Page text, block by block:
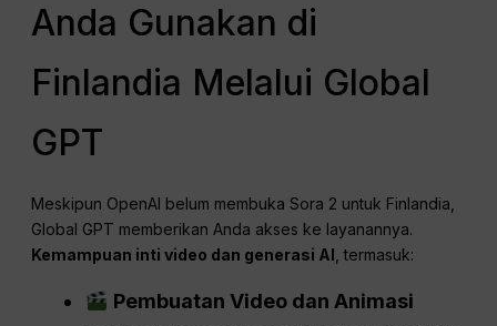
Anda Gunakan di
Finlandia Melalui Global
GPT
Meskipun OpenAI belum membuka Sora 2 untuk Finlandia,
Global GPT memberikan Anda akses ke layanannya.
Kemampuan inti video dan generasi AI, termasuk:
Pembuatan Video dan Animasi